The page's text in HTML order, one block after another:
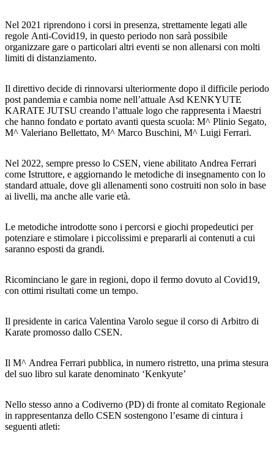
Nel 2021 riprendono i corsi in presenza, strettamente legati alle
regole Anti-Covid19, in questo periodo non sarà possibile
organizzare gare o particolari altri eventi se non allenarsi con molti
limiti di distanziamento.
Il direttivo decide di rinnovarsi ulteriormente dopo il difficile periodo
post pandemia e cambia nome nell’attuale Asd KENKYUTE
KARATE JUTSU creando l’attuale logo che rappresenta i Maestri
che hanno fondato e portato avanti questa scuola: M^ Plinio Segato,
M^ Valeriano Bellettato, M^ Marco Buschini, M^ Luigi Ferrari.
Nel 2022, sempre presso lo CSEN, viene abilitato Andrea Ferrari
come Istruttore, e aggiornando le metodiche di insegnamento con lo
standard attuale, dove gli allenamenti sono costruiti non solo in base
ai livelli, ma anche alle varie età.
Le metodiche introdotte sono i percorsi e giochi propedeutici per
potenziare e stimolare i piccolissimi e prepararli ai contenuti a cui
saranno esposti da grandi.
Ricominciano le gare in regioni, dopo il fermo dovuto al Covid19,
con ottimi risultati come un tempo.
Il presidente in carica Valentina Varolo segue il corso di Arbitro di
Karate promosso dallo CSEN.
Il M^ Andrea Ferrari pubblica, in numero ristretto, una prima stesura
del suo libro sul karate denominato ‘Kenkyute’
Nello stesso anno a Codiverno (PD) di fronte al comitato Regionale
in rappresentanza dello CSEN sostengono l’esame di cintura i
seguenti atleti: